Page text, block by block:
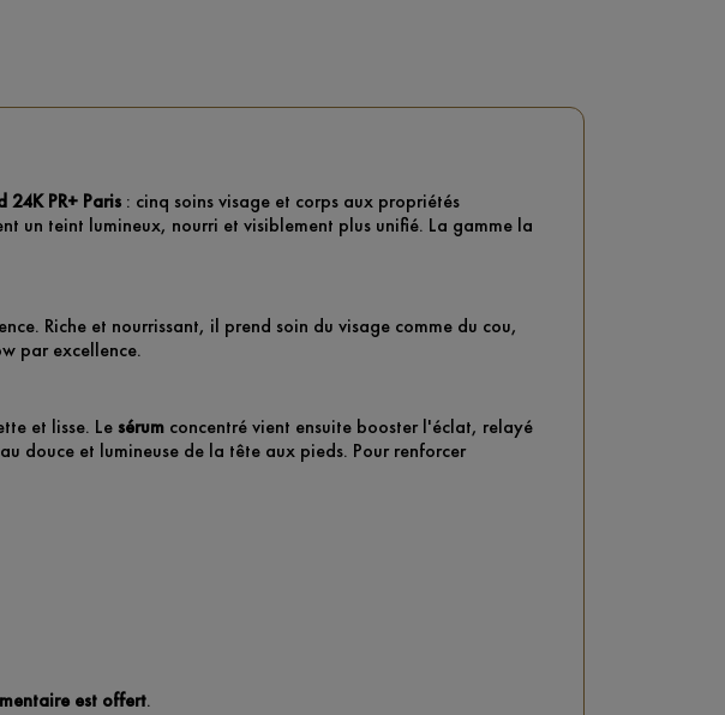
PR+ Paris : cinq soins visage et corps aux propriétés
un teint lumineux, nourri et visiblement plus unifié. La gamme la
Riche et nourrissant, il prend soin du visage comme du cou,
par excellence.
et lisse. Le sérum concentré vient ensuite booster l'éclat, relayé
douce et lumineuse de la tête aux pieds. Pour renforcer
est offert.